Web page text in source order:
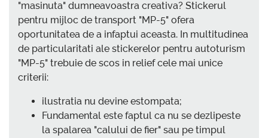
"masinuta" dumneavoastra creativa? Stickerul
pentru mijloc de transport "MP-5" ofera
oportunitatea de a infaptui aceasta. In multitudinea
de particularitati ale stickerelor pentru autoturism
"MP-5" trebuie de scos in relief cele mai unice
criterii:
ilustratia nu devine estompata;
Fundamental este faptul ca nu se dezlipeste
la spalarea "calului de fier" sau pe timpul